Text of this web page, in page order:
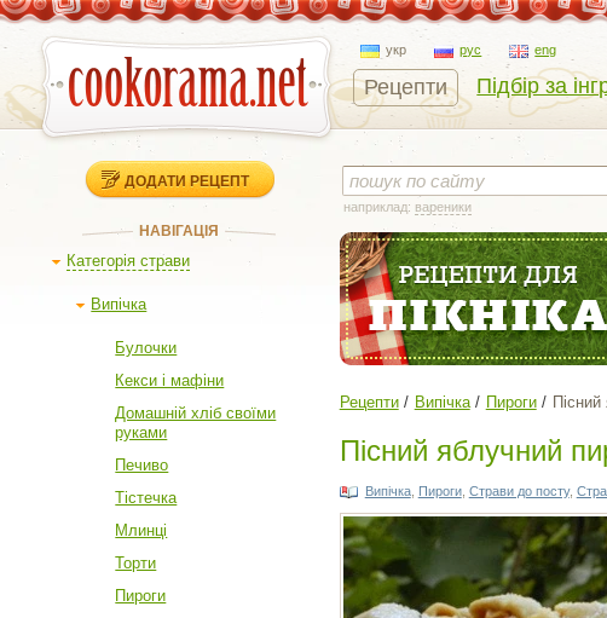
укр рус eng
Рецепти Підбір за
ДОДАТИ РЕЦЕПТ
НАВІГАЦІЯ
Категорія страви
Випічка
Булочки
Кекси і мафіни
Домашній хліб своїми
руками
Печиво
Тістечка
Млинці
Торти
Пироги
наприклад: вареники
Рецепти Випічка Пироги Пісний
Пісний яблучний
Випічка, Пироги, Страви до посту,